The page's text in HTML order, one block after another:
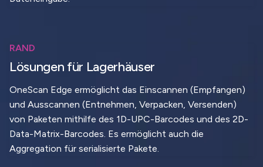
RAND
Lösungen für Lagerhäuser
OneScan Edge ermöglicht das Einscannen (Empfangen)
und Ausscannen (Entnehmen, Verpacken, Versenden)
von Paketen mithilfe des 1D-UPC-Barcodes und des 2D-
Data-Matrix-Barcodes. Es ermöglicht auch die
Aggregation für serialisierte Pakete.